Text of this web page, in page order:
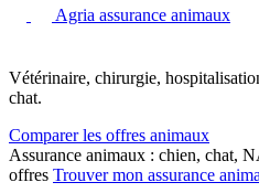
Agria assurance animaux
Vétérinaire, chirurgie,
chat.
Comparer les offres animaux
Assurance animaux : chien, chat,
offres Trouver mon assurance